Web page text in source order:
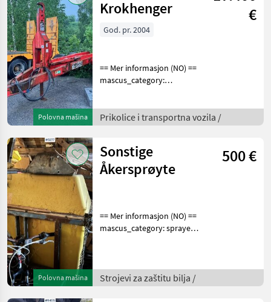
Polovna mašina
Krokhenger
€
God. pr. 2004
== Mer informasjon (NO) ==
mascus_category:
upon request: 9477 See
en.landbrukssalg.no/9477
Prikolice i transportna vozila /
Polovna mašina
Sonstige
Åkersprøyte
500 €
== Mer informasjon (NO) ==
mascus_category: sprayers
en.landbrukssalg.no/5277
for more i
Strojevi za zaštitu bilja /